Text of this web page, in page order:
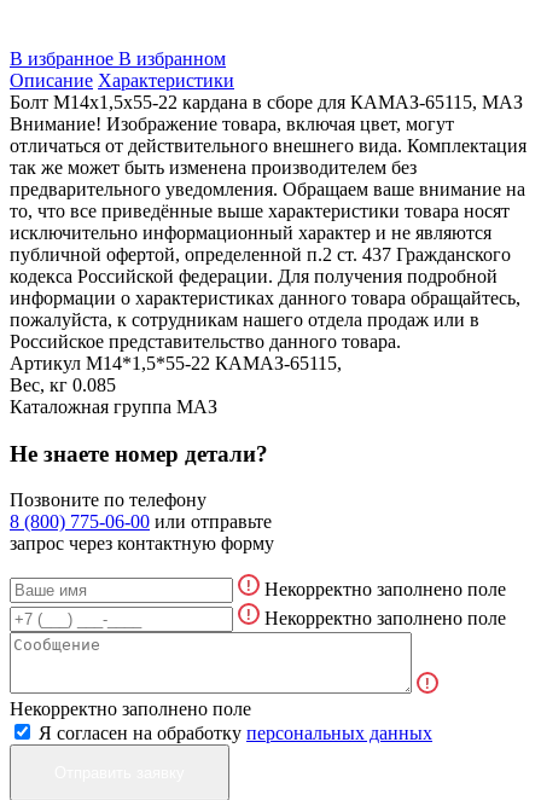
В избранное В избранном
Описание Характеристики
Болт М14х1,5х55-22 кардана в сборе для КАМАЗ-65115, МАЗ
Внимание! Изображение товара, включая цвет, могут
отличаться от действительного внешнего вида. Комплектация
так же может быть изменена производителем без
предварительного уведомления. Обращаем ваше внимание на
то, что все приведённые выше характеристики товара носят
исключительно информационный характер и не являются
публичной офертой, определенной п.2 ст. 437 Гражданского
кодекса Российской федерации. Для получения подробной
информации о характеристиках данного товара обращайтесь,
пожалуйста, к сотрудникам нашего отдела продаж или в
Российское представительство данного товара.
Артикул М14*1,5*55-22 КАМАЗ-65115,
Вес, кг 0.085
Каталожная группа МАЗ
Не знаете номер детали?
Позвоните по телефону
8 (800) 775-06-00 или отправьте
запрос через контактную форму
Некорректно заполнено поле
Некорректно заполнено поле
Некорректно заполнено поле
Я согласен на обработку персональных данных